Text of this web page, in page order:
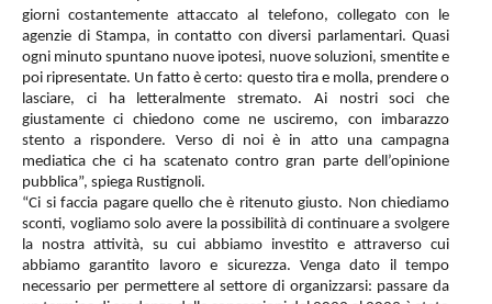
giorni costantemente attaccato al telefono, collegato con le
agenzie di Stampa, in contatto con diversi parlamentari. Quasi
ogni minuto spuntano nuove ipotesi, nuove soluzioni, smentite e
poi ripresentate. Un fatto è certo: questo tira e molla, prendere o
lasciare, ci ha letteralmente stremato. Ai nostri soci che
giustamente ci chiedono come ne usciremo, con imbarazzo
stento a rispondere. Verso di noi è in atto una campagna
mediatica che ci ha scatenato contro gran parte dell’opinione
pubblica”, spiega Rustignoli.
“Ci si faccia pagare quello che è ritenuto giusto. Non chiediamo
sconti, vogliamo solo avere la possibilità di continuare a svolgere
la nostra attività, su cui abbiamo investito e attraverso cui
abbiamo garantito lavoro e sicurezza. Venga dato il tempo
necessario per permettere al settore di organizzarsi: passare da